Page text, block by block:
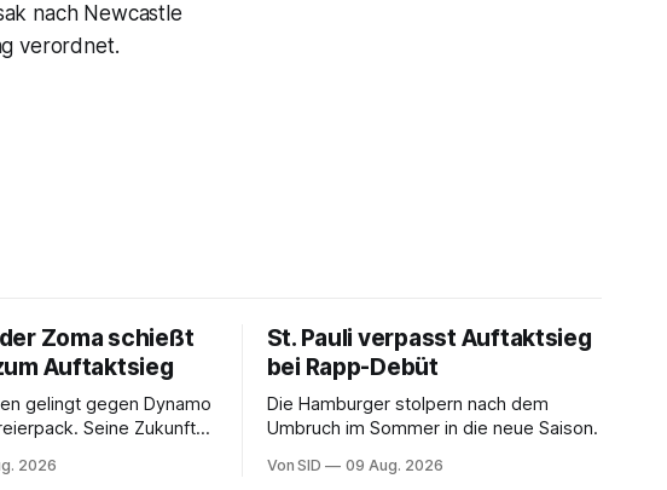
nach Newcastle
verordnet.
Zoma schießt
Auftaktsieg
gelingt gegen Dynamo
Seine Zukunft
2026
St. Pauli verpasst Auftaktsieg
bei Rapp-Debüt
Die Hamburger stolpern nach dem
Umbruch im Sommer in die neue Saison.
Von SID 09 Aug. 2026